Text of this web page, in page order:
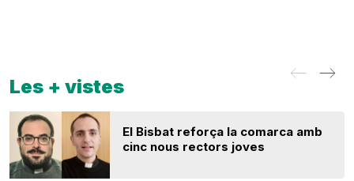
Les + vistes
El Bisbat reforça la comarca amb
cinc nous rectors joves